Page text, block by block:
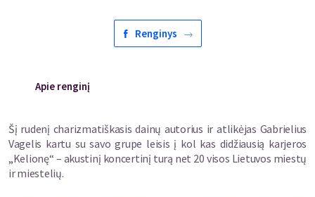
Renginys
Apie renginį
Šį rudenį charizmatiškasis dainų autorius ir atlikėjas Gabrielius
Vagelis kartu su savo grupe leisis į kol kas didžiausią karjeros
„Kelionę“ – akustinį koncertinį turą net 20 visos Lietuvos miestų
ir miestelių.